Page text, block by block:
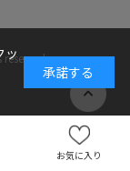
お気に入り
reserved.
ッ
承諾する